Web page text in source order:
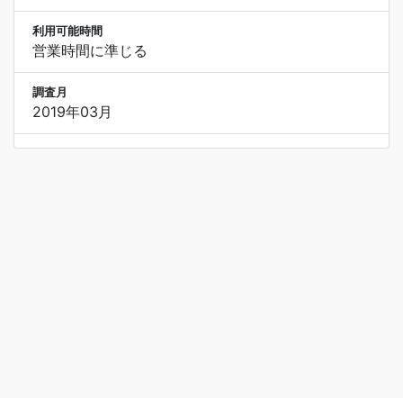
利用可能時間
営業時間に準じる
調査月
2019年03月